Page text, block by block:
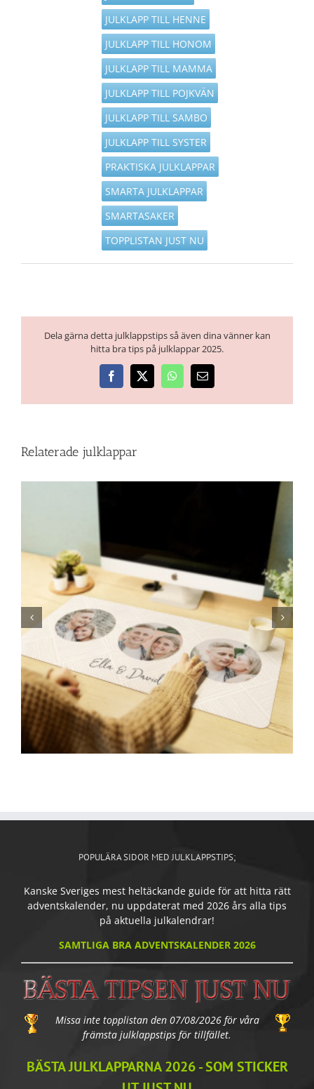
JULKLAPP TILL HENNE
JULKLAPP TILL HONOM
JULKLAPP TILL MAMMA
JULKLAPP TILL POJKVÄN
JULKLAPP TILL SAMBO
JULKLAPP TILL SYSTER
PRAKTISKA JULKLAPPAR
SMARTA JULKLAPPAR
SMARTASAKER
TOPPLISTAN JUST NU
Dela gärna detta julklappstips så även dina vänner kan
hitta bra tips på julklappar 2025.
Facebook
X WhatsApp
E-
post
Relaterade julklappar
POPULÄRA SIDOR MED JULKLAPPSTIPS;
Kanske Sveriges mest heltäckande guide för att hitta rätt
adventskalender, nu uppdaterat med 2026 års alla tips
på aktuella julkalendrar!
SAMTLIGA BRA ADVENTSKALENDER 2026
Missa inte topplistan den 07/08/2026 för våra
främsta julklappstips för tillfället.
BÄSTA JULKLAPPARNA 2026 - SOM STICKER